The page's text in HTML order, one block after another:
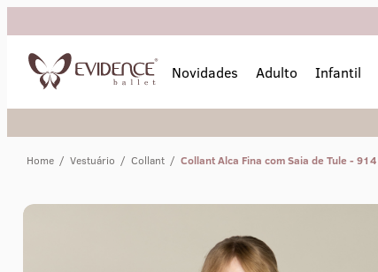
Novidades Adulto Infantil
Home / Vestuário / Collant / Collant Alca Fina com Saia de Tule - 914